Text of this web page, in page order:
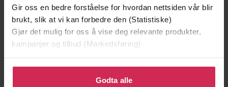
Gir oss en bedre forståelse for hvordan nettsiden vår blir
brukt, slik at vi kan forbedre den (Statistiske)
Gjør det mulig for oss å vise deg relevante produkter,
kampanjer og tilbud (Markedsføring)
Klikk på «Godta alle» for å gi oss ditt samtykke til å
bruke cookies for alle disse formålene. Du kan også
Godta alle